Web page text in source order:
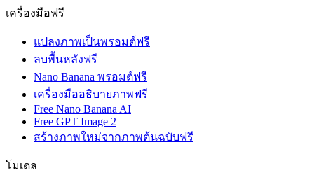
เครื่องมือฟรี
แปลงภาพเป็นพรอมต์ฟรี
ลบพื้นหลังฟรี
Nano Banana พรอมต์ฟรี
เครื่องมืออธิบายภาพฟรี
Free Nano Banana AI
Free GPT Image 2
สร้างภาพใหม่จากภาพต้นฉบับฟรี
โมเดล